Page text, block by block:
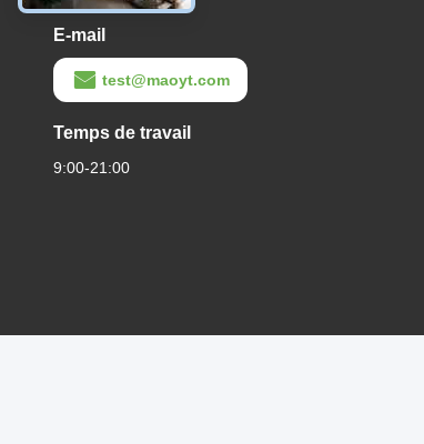
E-mail
test@maoyt.com
Temps de travail
9:00-21:00